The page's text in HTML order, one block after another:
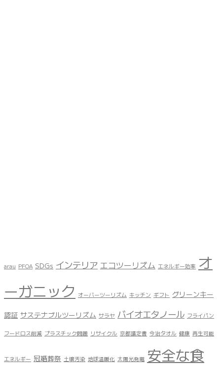
arau PFOA SDGs インテリア エコツーリズム エネルギー効率 オ
ーガニック オーバーツーリズム キッチン ギフト グリーンキー
認証 サステナブルツーリズム サラヤ バイオエタノール フライパン
フードロス削減 プラスチック問題 リサイクル 京都議定書 今治タオル 健康 再生可能
エネルギー 冠婚葬祭 土壌汚染 地球温暖化 太陽光発電 安全な食